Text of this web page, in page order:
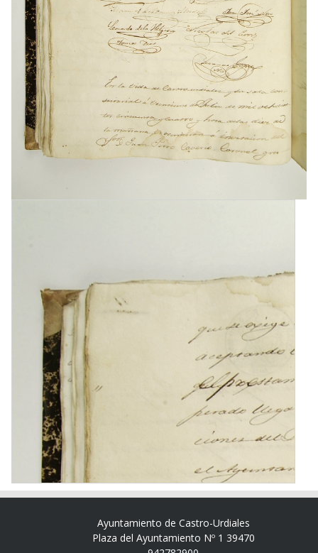
Ayuntamiento de Castro-Urdiales
Plaza del Ayuntamiento Nº 1 39470